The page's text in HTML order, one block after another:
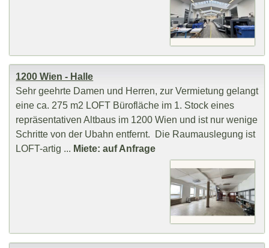
1200 Wien - Halle
Sehr geehrte Damen und Herren, zur Vermietung gelangt
eine ca. 275 m2 LOFT Bürofläche im 1. Stock eines
repräsentativen Altbaus im 1200 Wien und ist nur wenige
Schritte von der Ubahn entfernt. Die Raumauslegung ist
LOFT-artig ... Miete: auf Anfrage